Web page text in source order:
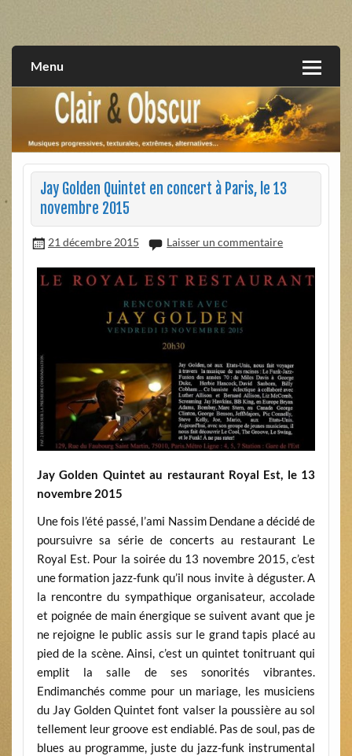
extrêmes, alternatives, texturales
Menu
Jay Golden Quintet en concert à Paris, le 13
novembre 2015
21 décembre 2015 Laisser un commentaire
Jay Golden Quintet au restaurant Royal Est, le 13
novembre 2015
Une fois l’été passé, l’ami Nassim Dendane a décidé de
poursuivre sa série de concerts au restaurant Le
Royal Est. Pour la soirée du 13 novembre 2015, c’est
une formation jazz-funk qu’il nous invite à déguster. A
la rencontre du sympathique organisateur, accolade
et poignée de main énergique se suivent avant que je
ne rejoigne le public assis sur le grand tapis placé au
pied de la scène. Ainsi, c’est un quintet tonitruant qui
emplit la salle de ses sonorités vibrantes.
Endimanchés comme pour un mariage, les musiciens
du Jay Golden Quintet font valser la poussière au sol
tellement leur groove est endiablé. Pas de soul, pas de
blues au programme, juste du jazz-funk instrumental